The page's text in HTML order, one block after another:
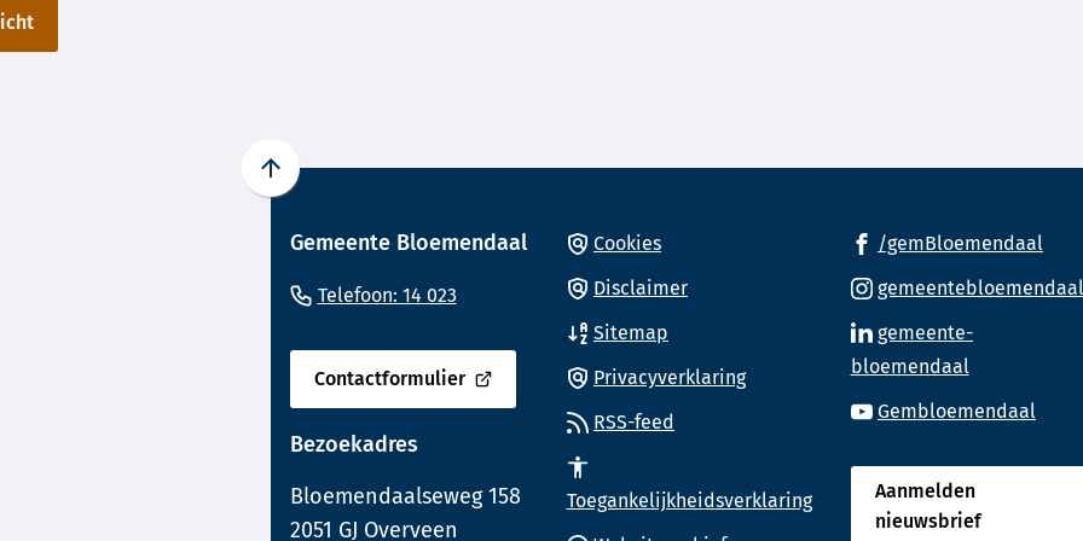
Scroll
boven
het
Gemeente Bloemendaal
Telefoon: 14 023(Verwijst
telefoonnummer)
Contactformulier
(Verwijst
een
Bezoekadres
Bloemendaalseweg 158
2051 GJ Overveen
Cookies
Disclaimer
Sitemap
Privacyverklaring
RSS-feed
Toegankelijkheidsverklaring
/gemBloemendaal
gemeentebloemendaal
gemeente-
bloemendaal(Verwijst
naar
externe
website)
Gembloemendaal
Aanmelden
nieuwsbrief